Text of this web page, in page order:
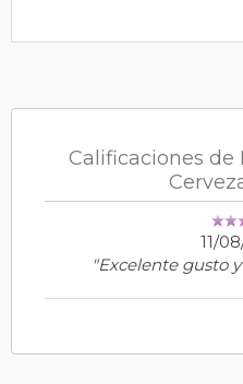
Calificaciones de
11/
"Excelente gusto